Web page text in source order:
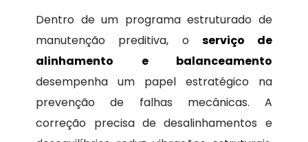
Dentro de um programa estruturado de
manutenção preditiva, o serviço de
alinhamento e balanceamento
desempenha um papel estratégico na
prevenção de falhas mecânicas. A
correção precisa de desalinhamentos e